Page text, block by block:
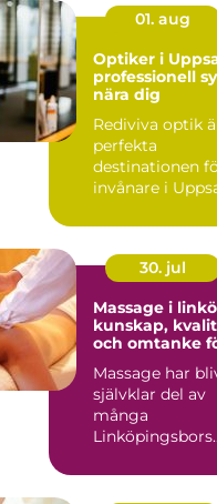
01. aug
Optiker i
professionell
nära dig
Rediviva optik
perfekta
destinationen
invånare i
30. jul
Massage i
kunskap,
och omtanke
Massage har
självklar del av
många
Linköpingsbors
hjälp för spända